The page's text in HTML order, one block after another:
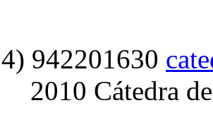
942201630
2010 Cátedra